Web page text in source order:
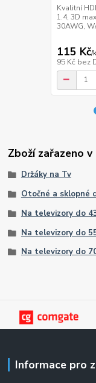
Kvalitní
1.4, 3D
30AWG,
115 Kč/
95 Kč bez
Zboží zařazeno
Držáky na Tv
Otočné a sklopné
Na televizory do
Na televizory do
Na televizory do
Informace pro